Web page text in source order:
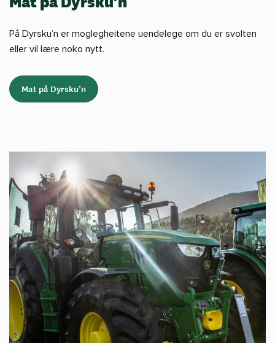
På Dyrsku’n er moglegheitene uendelege om du er svolten
eller vil lære noko nytt.
Mat på Dyrsku’n